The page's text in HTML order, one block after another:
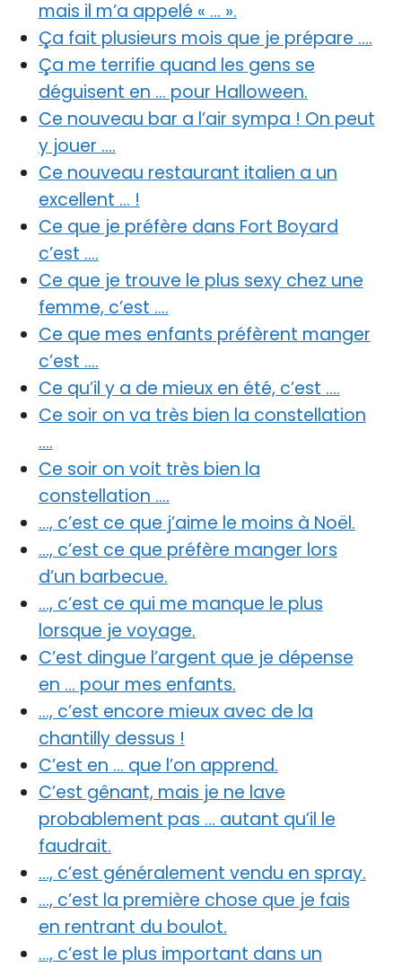
mais il m’a appelé « … ».
Ça fait plusieurs mois que je prépare ….
Ça me terrifie quand les gens se
déguisent en … pour Halloween.
Ce nouveau bar a l’air sympa ! On peut
y jouer ….
Ce nouveau restaurant italien a un
excellent … !
Ce que je préfère dans Fort Boyard
c’est ….
Ce que je trouve le plus sexy chez une
femme, c’est ….
Ce que mes enfants préfèrent manger
c’est ….
Ce qu’il y a de mieux en été, c’est ….
Ce soir on va très bien la constellation
….
Ce soir on voit très bien la
constellation ….
…, c’est ce que j’aime le moins à Noël.
…, c’est ce que préfère manger lors
d’un barbecue.
…, c’est ce qui me manque le plus
lorsque je voyage.
C’est dingue l’argent que je dépense
en … pour mes enfants.
…, c’est encore mieux avec de la
chantilly dessus !
C’est en … que l’on apprend.
C’est gênant, mais je ne lave
probablement pas … autant qu’il le
faudrait.
…, c’est généralement vendu en spray.
…, c’est la première chose que je fais
en rentrant du boulot.
…, c’est le plus important dans un